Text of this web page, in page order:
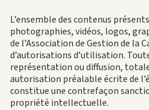
L’ensemble des contenus
photographies, vidéos, logos,
de l’Association de Gestion de la
d’autorisations d’utilisation.
représentation ou diffusion,
autorisation préalable écrite de
constitue une contrefaçon
propriété intellectuelle.